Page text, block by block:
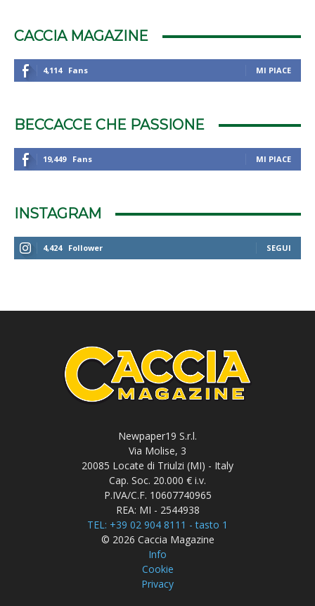
CACCIA MAGAZINE
4,114 Fans MI PIACE
BECCACCE CHE PASSIONE
19,449 Fans MI PIACE
INSTAGRAM
4,424 Follower SEGUI
Newpaper19 S.r.l.
Via Molise, 3
20085 Locate di Triulzi (MI) - Italy
Cap. Soc. 20.000 € i.v.
P.IVA/C.F. 10607740965
REA: MI - 2544938
TEL: +39 02 904 8111 - tasto 1
© 2026 Caccia Magazine
Info
Cookie
Privacy